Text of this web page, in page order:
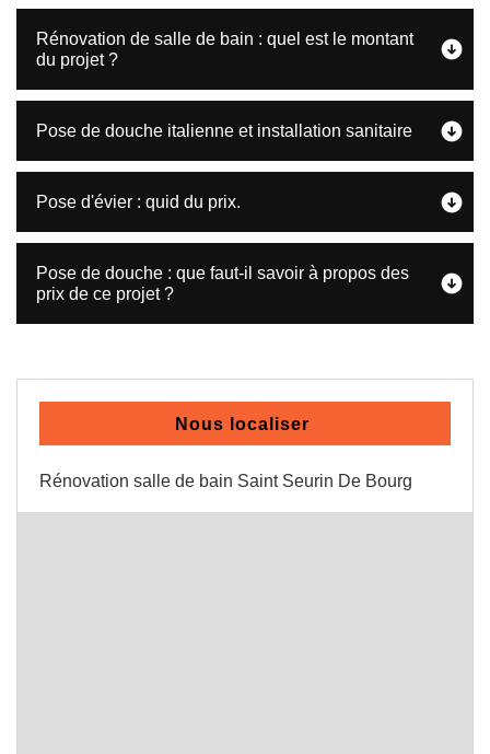
Rénovation de salle de bain : quel est le montant
du projet ?
Pose de douche italienne et installation sanitaire
Pose d'évier : quid du prix.
Pose de douche : que faut-il savoir à propos des
prix de ce projet ?
Nous localiser
Rénovation salle de bain Saint Seurin De Bourg